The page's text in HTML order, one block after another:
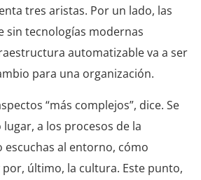
tres aristas. Por un lado, las
sin tecnologías modernas
automatizable va a ser
para una organización.
“más complejos”, dice. Se
a los procesos de la
escuchas al entorno, cómo
por, último, la cultura. Este punto,